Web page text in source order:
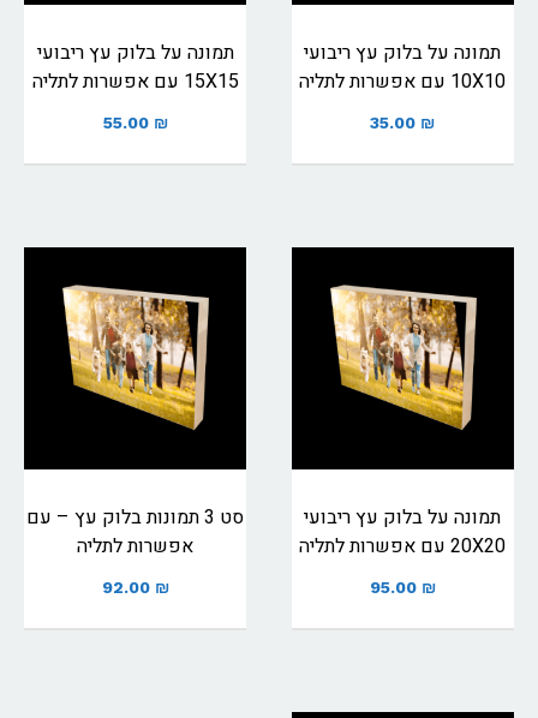
תמונה על בלוק עץ ריבועי
10X10 עם אפשרות לתליה
35.00 ₪
תמונה על בלוק עץ ריבועי
15X15 עם אפשרות לתליה
55.00 ₪
תמונה על בלוק עץ ריבועי
20X20 עם אפשרות לתליה
95.00 ₪
סט 3 תמונות בלוק עץ – עם
אפשרות לתליה
92.00 ₪